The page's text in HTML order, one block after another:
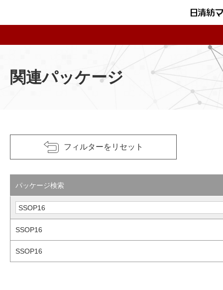
関連パッケージ
フィルターをリセット
パッケージ検索
SSOP16
SSOP16